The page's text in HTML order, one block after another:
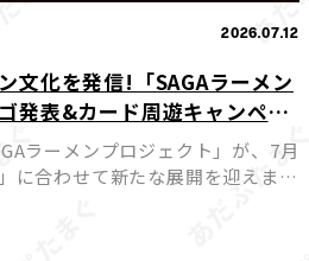
2026.07.12
文化を発信!「SAGAラーメン
発表&カード周遊キャンペー
ラーメンプロジェクト」が、7月
に合わせて新たな展開を迎えまし